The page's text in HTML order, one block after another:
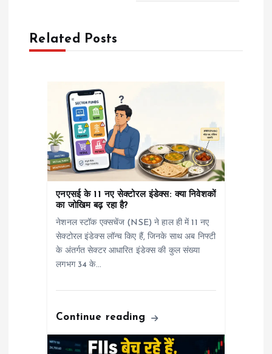
Related Posts
एनएसई के 11 नए सेक्टोरल इंडेक्स: क्या निवेशकों
का जोखिम बढ़ रहा है?
नेशनल स्टॉक एक्सचेंज (NSE) ने हाल ही में 11 नए
सेक्टोरल इंडेक्स लॉन्च किए हैं, जिनके साथ अब निफ्टी
के अंतर्गत सेक्टर आधारित इंडेक्स की कुल संख्या
लगभग 34 के…
Continue reading